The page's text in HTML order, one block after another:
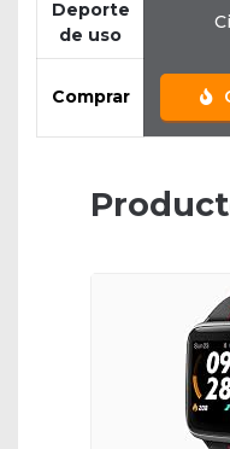
Deporte
de uso
Comprar